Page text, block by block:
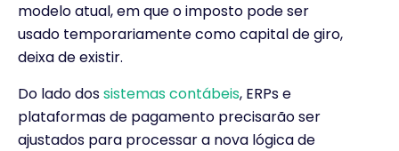
modelo atual, em que o imposto pode ser
usado temporariamente como capital de giro,
deixa de existir.
Do lado dossistemas contábeis, ERPs e
plataformas de pagamento precisarão ser
ajustados para processar a nova lógica de